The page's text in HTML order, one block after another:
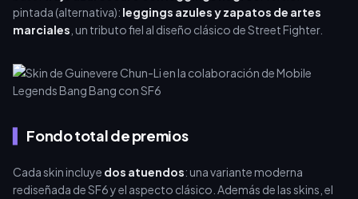
pintada (alternativa): leggings azules y zapatos de artes
marciales , un tributo fiel al diseño clásico de Street Fighter.
Fondo total de premios
Cada skin incluye dos atuendos: una variante moderna
rediseñada de SF6 y el aspecto clásico. Además de las skins, el